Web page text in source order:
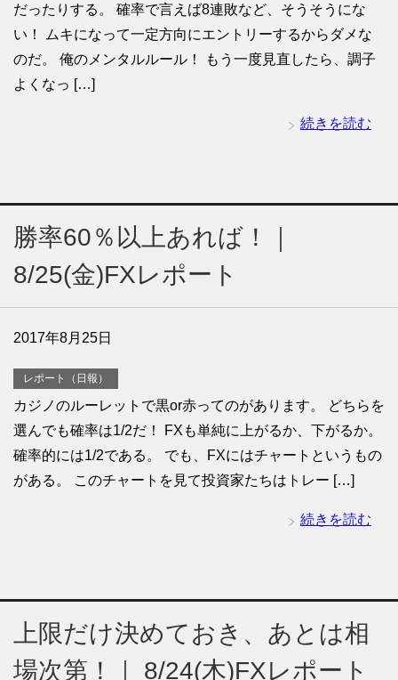
だったりする。 確率で言えば8連敗など、そうそうにな
い！ ムキになって一定方向にエントリーするからダメな
のだ。 俺のメンタルルール！ もう一度見直したら、調子
よくなっ […]
続きを読む
勝率60％以上あれば！｜
8/25(金)FXレポート
2017年8月25日
レポート（日報）
カジノのルーレットで黒or赤ってのがあります。 どちらを
選んでも確率は1/2だ！ FXも単純に上がるか、下がるか。
確率的には1/2である。 でも、FXにはチャートというもの
がある。 このチャートを見て投資家たちはトレー […]
続きを読む
上限だけ決めておき、あとは相
場次第！｜ 8/24(木)FXレポート